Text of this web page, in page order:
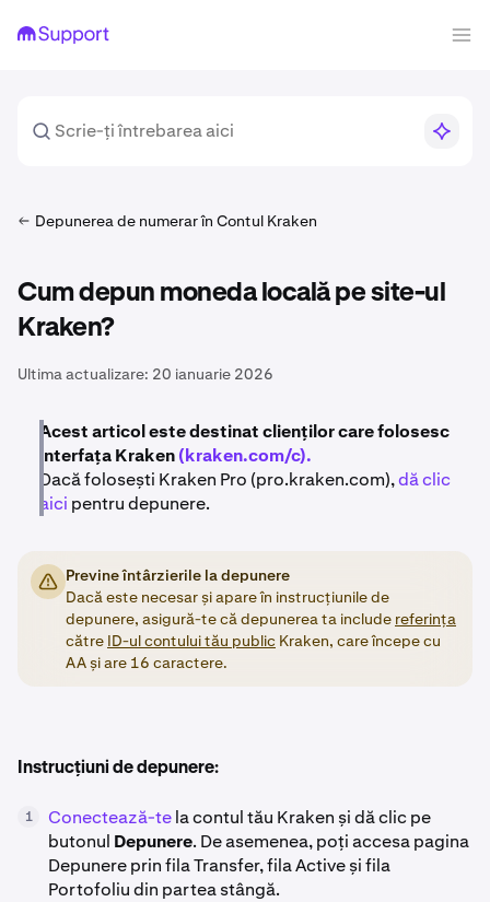
Depunerea de numerar în Contul Kraken
Cum depun moneda locală pe site-ul
Kraken?
Ultima actualizare: 20 ianuarie 2026
Acest articol este destinat clienților care folosesc
interfața Kraken(kraken.com/c).
Dacă folosești Kraken Pro (pro.kraken.com),dă clic
aici pentru depunere.
Previne întârzierile la depunere
Dacă este necesar și apare în instrucțiunile de
depunere, asigură-te că depunerea ta include referința
către ID-ul contului tău public Kraken, care începe cu
AA și are 16 caractere.
Instrucțiuni de depunere:
1 Conectează-tela contul tău Kraken și dă clic pe
butonul Depunere. De asemenea, poți accesa pagina
Depunere prin fila Transfer, fila Active și fila
Portofoliu din partea stângă.